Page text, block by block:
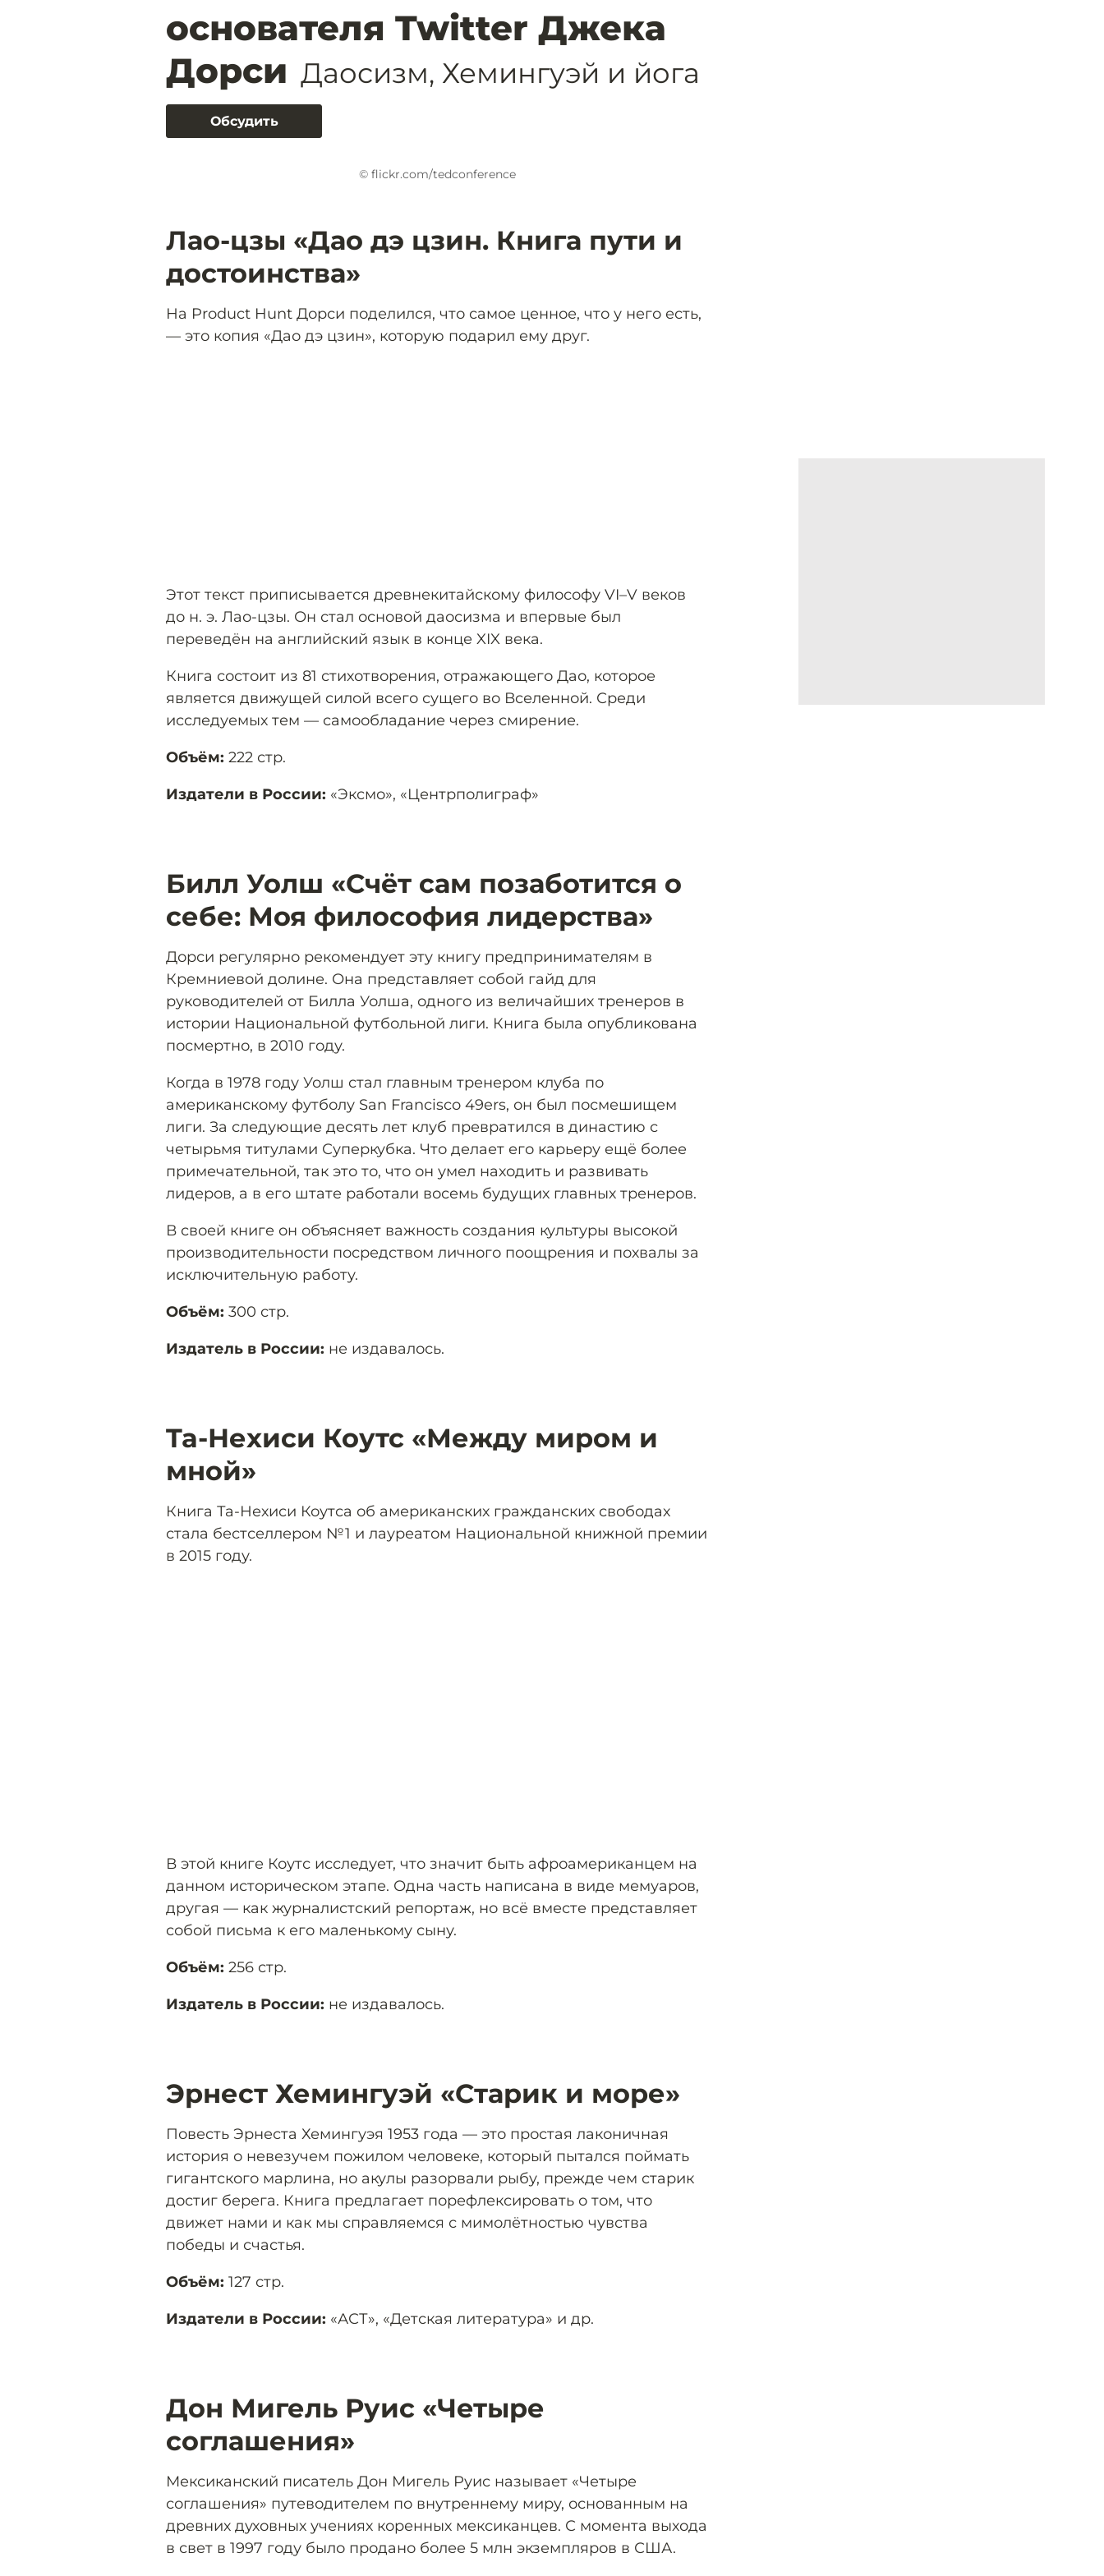
основателя Twitter Джека
Дорси Даосизм, Хемингуэй и йога
Обсудить
© flickr.com/tedconference
Лао-цзы «Дао дэ цзин. Книга пути и
достоинства»
На Product Hunt Дорси поделился, что самое ценное, что у него есть,
— это копия «Дао дэ цзин», которую подарил ему друг.
Этот текст приписывается древнекитайскому философу VI–V веков
до н. э. Лао-цзы. Он стал основой даосизма и впервые был
переведён на английский язык в конце XIX века.
Книга состоит из 81 стихотворения, отражающего Дао, которое
является движущей силой всего сущего во Вселенной. Среди
исследуемых тем — самообладание через смирение.
Объём: 222 стр.
Издатели в России: «Эксмо», «Центрполиграф»
Билл Уолш «Счёт сам позаботится о
себе: Моя философия лидерства»
Дорси регулярно рекомендует эту книгу предпринимателям в
Кремниевой долине. Она представляет собой гайд для
руководителей от Билла Уолша, одного из величайших тренеров в
истории Национальной футбольной лиги. Книга была опубликована
посмертно, в 2010 году.
Когда в 1978 году Уолш стал главным тренером клуба по
американскому футболу San Francisco 49ers, он был посмешищем
лиги. За следующие десять лет клуб превратился в династию с
четырьмя титулами Суперкубка. Что делает его карьеру ещё более
примечательной, так это то, что он умел находить и развивать
лидеров, а в его штате работали восемь будущих главных тренеров.
В своей книге он объясняет важность создания культуры высокой
производительности посредством личного поощрения и похвалы за
исключительную работу.
Объём: 300 стр.
Издатель в России: не издавалось.
Ta-Нехиси Коутс «Между миром и
мной»
Книга Та-Нехиси Коутса об американских гражданских свободах
стала бестселлером №1 и лауреатом Национальной книжной премии
в 2015 году.
В этой книге Коутс исследует, что значит быть афроамериканцем на
данном историческом этапе. Одна часть написана в виде мемуаров,
другая — как журналистский репортаж, но всё вместе представляет
собой письма к его маленькому сыну.
Объём: 256 стр.
Издатель в России: не издавалось.
Эрнест Хемингуэй «Старик и море»
Повесть Эрнеста Хемингуэя 1953 года — это простая лаконичная
история о невезучем пожилом человеке, который пытался поймать
гигантского марлина, но акулы разорвали рыбу, прежде чем старик
достиг берега. Книга предлагает порефлексировать о том, что
движет нами и как мы справляемся с мимолётностью чувства
победы и счастья.
Объём: 127 стр.
Издатели в России: «АСТ», «Детская литература» и др.
Дон Мигель Руис «Четыре
соглашения»
Мексиканский писатель Дон Мигель Руис называет «Четыре
соглашения» путеводителем по внутреннему миру, основанным на
древних духовных учениях коренных мексиканцев. С момента выхода
в свет в 1997 году было продано более 5 млн экземпляров в США.